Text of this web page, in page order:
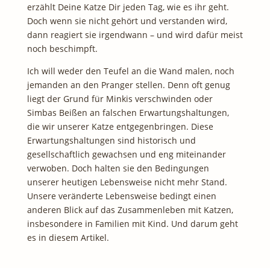
erzählt Deine Katze Dir jeden Tag, wie es ihr geht.
Doch wenn sie nicht gehört und verstanden wird,
dann reagiert sie irgendwann – und wird dafür meist
noch beschimpft.
Ich will weder den Teufel an die Wand malen, noch
jemanden an den Pranger stellen. Denn oft genug
liegt der Grund für Minkis verschwinden oder
Simbas Beißen an falschen Erwartungshaltungen,
die wir unserer Katze entgegenbringen. Diese
Erwartungshaltungen sind historisch und
gesellschaftlich gewachsen und eng miteinander
verwoben. Doch halten sie den Bedingungen
unserer heutigen Lebensweise nicht mehr Stand.
Unsere veränderte Lebensweise bedingt einen
anderen Blick auf das Zusammenleben mit Katzen,
insbesondere in Familien mit Kind. Und darum geht
es in diesem Artikel.